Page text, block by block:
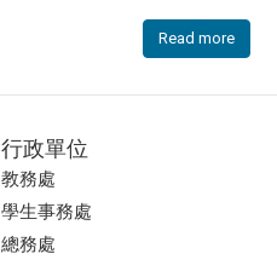
Read more
行政單位
教務處
學生事務處
總務處